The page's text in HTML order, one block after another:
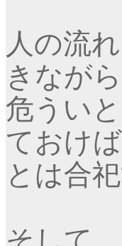
人の流
きながら
危うい
ておけ
とは合